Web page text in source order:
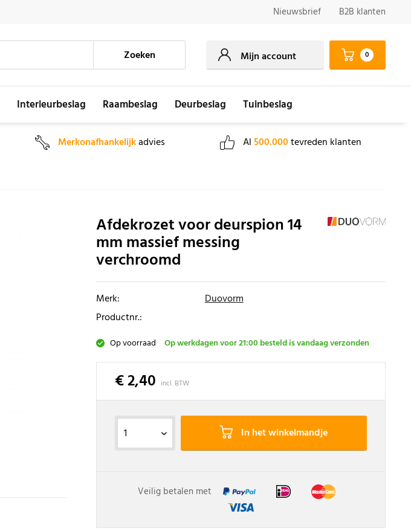
Nieuwsbrief B2B klanten
Zoeken Mijn account 0
Interieurbeslag Raambeslag Deurbeslag Tuinbeslag
Merkonafhankelijkadvies Al500.000tevreden klanten
Afdekrozet voor deurspion 14
mm massief messing
verchroomd
Merk:
Duovorm
Productnr.:
Op voorraad Op werkdagen voor 21:00 besteld is vandaag verzonden
€ 2,40 incl. BTW
In het winkelmandje
Veilig betalen met